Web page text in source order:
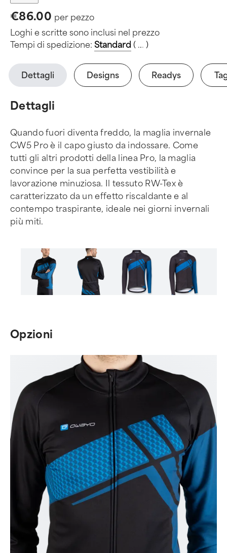
€86.00 per pezzo
Loghi e scritte sono inclusi nel prezzo
Tempi di spedizione: Standard ( ... )
Dettagli Designs Readys
Dettagli
Quando fuori diventa freddo, la maglia invernale
CW5 Pro è il capo giusto da indossare. Come
tutti gli altri prodotti della linea Pro, la maglia
convince per la sua perfetta vestibilità e
lavorazione minuziosa. Il tessuto RW-Tex è
caratterizzato da un effetto riscaldante e al
contempo traspirante, ideale nei giorni invernali
più miti.
6
Opzioni